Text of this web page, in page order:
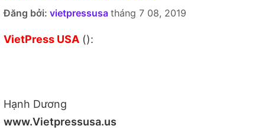
Đăng bởi: vietpressusa tháng 7 08, 2019
VietPress USA ():
Hạnh Dương
www.Vietpressusa.us